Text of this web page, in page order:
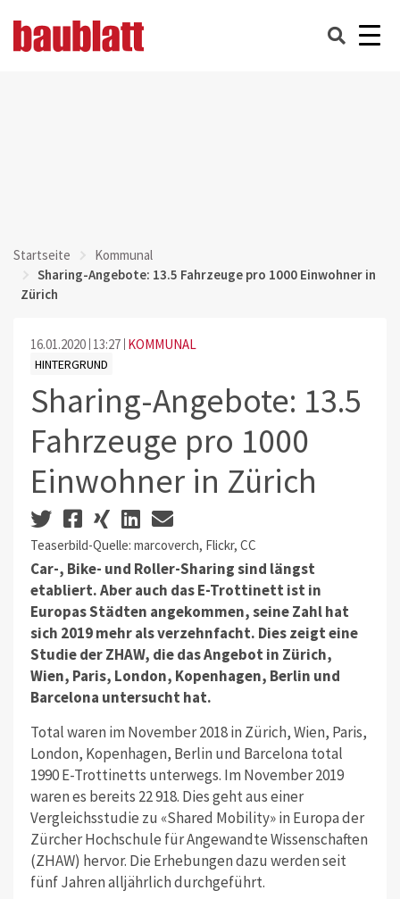
Startseite
Kommunal
Sharing-Angebote: 13.5 Fahrzeuge pro 1000 Einwohner in
Zürich
16.01.2020 13:27 KOMMUNAL
HINTERGRUND
Sharing-Angebote: 13.5
Fahrzeuge pro 1000
Einwohner in Zürich
Teaserbild-Quelle: marcoverch, Flickr, CC
Car-, Bike- und Roller-Sharing sind längst
etabliert. Aber auch das E-Trottinett ist in
Europas Städten angekommen, seine Zahl hat
sich 2019 mehr als verzehnfacht. Dies zeigt eine
Studie der ZHAW, die das Angebot in Zürich,
Wien, Paris, London, Kopenhagen, Berlin und
Barcelona untersucht hat.
Total waren im November 2018 in Zürich, Wien, Paris,
London, Kopenhagen, Berlin und Barcelona total
1990 E-Trottinetts unterwegs. Im November 2019
waren es bereits 22 918. Dies geht aus einer
Vergleichsstudie zu «Shared Mobility» in Europa der
Zürcher Hochschule für Angewandte Wissenschaften
(ZHAW) hervor. Die Erhebungen dazu werden seit
fünf Jahren alljährlich durchgeführt.